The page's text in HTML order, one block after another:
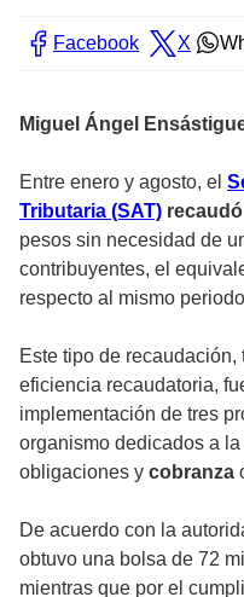
Facebook X
Miguel Ángel
Entre enero y agosto, el
Tributaria (SAT) recaudó
pesos sin necesidad de
contribuyentes, el
respecto al mismo
Este tipo de
eficiencia recaudatoria,
implementación de tres
organismo dedicados a
obligaciones y cobranza
De acuerdo con la
obtuvo una bolsa de 72
mientras que por el